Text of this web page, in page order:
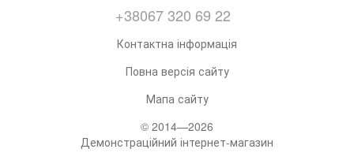
+38067 320 69 22
Контактна інформація
Повна версія сайту
Мапа сайту
© 2014—2026
Демонстраційний інтернет-магазин